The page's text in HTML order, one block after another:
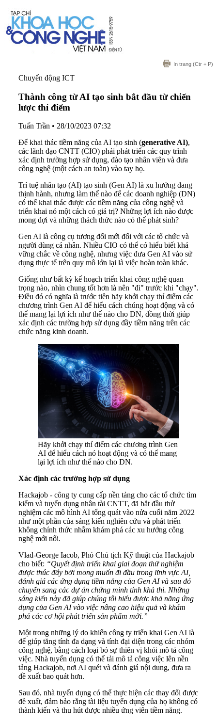
In trang (Ctr + P)
Chuyển động ICT
Thành công từ AI tạo sinh bắt đầu từ chiến
lược thí điểm
Tuấn Trần • 28/10/2023 07:32
Để khai thác tiềm năng của AI tạo sinh (generative AI),
các lãnh đạo CNTT (CIO) phải phát triển các quy trình
xác định trường hợp sử dụng, đào tạo nhân viên và đưa
công nghệ (một cách an toàn) vào tay họ.
Trí tuệ nhân tạo (AI) tạo sinh (Gen AI) là xu hướng đang
thịnh hành, nhưng làm thế nào để các doanh nghiệp (DN)
có thể khai thác được các tiềm năng của công nghệ và
triển khai nó một cách có giá trị? Những lợi ích nào được
mong đợi và những thách thức nào có thể phát sinh?
Gen AI là công cụ tương đối mới đối với các tổ chức và
người dùng cá nhân. Nhiều CIO có thể có hiểu biết khá
vững chắc về công nghệ, nhưng việc đưa Gen AI vào sử
dụng thực tế trên quy mô lớn lại là việc hoàn toàn khác.
Giống như bất kỳ kế hoạch triển khai công nghệ quan
trọng nào, nhìn chung tốt hơn là nên "đi" trước khi "chạy".
Điều đó có nghĩa là trước tiên hãy khởi chạy thí điểm các
chương trình Gen AI để hiểu cách chúng hoạt động và có
thể mang lại lợi ích như thế nào cho DN, đồng thời giúp
xác định các trường hợp sử dụng đầy tiềm năng trên các
chức năng kinh doanh.
Hãy khởi chạy thí điểm các chương trình Gen
AI để hiểu cách nó hoạt động và có thể mang
lại lợi ích như thế nào cho DN.
Xác định các trường hợp sử dụng
Hackajob - công ty cung cấp nền tảng cho các tổ chức tìm
kiếm và tuyển dụng nhân tài CNTT, đã bắt đầu thử
nghiệm các mô hình AI tổng quát vào nửa cuối năm 2022
như một phần của sáng kiến ​​nghiên cứu và phát triển
không chính thức nhằm khám phá các xu hướng công
nghệ mới nổi.
Vlad-George Iacob, Phó Chủ tịch Kỹ thuật của Hackajob
cho biết: “Quyết định triển khai giai đoạn thử nghiệm
được thúc đẩy bởi mong muốn đi đầu trong lĩnh vực AI,
đánh giá các ứng dụng tiềm năng của Gen AI và sau đó
chuyển sang các dự án chứng minh tính khả thi. Những
sáng kiến ​​này đã giúp chúng tôi hiểu được khả năng ứng
dụng của Gen AI vào việc nâng cao hiệu quả và khám
phá các cơ hội phát triển sản phẩm mới.”
Một trong những lý do khiến công ty triển khai Gen AI là
để giúp tăng tính đa dạng và tính đại diện trong các nhóm
công nghệ, bằng cách loại bỏ sự thiên vị khỏi mô tả công
việc. Nhà tuyển dụng có thể tải mô tả công việc lên nền
tảng Hackajob, nơi AI quét và đánh giá nội dung, đưa ra
đề xuất bao quát hơn.
Sau đó, nhà tuyển dụng có thể thực hiện các thay đổi được
đề xuất, đảm bảo rằng tài liệu tuyển dụng của họ không có
thành kiến ​​và thu hút được nhiều ứng viên tiềm năng.